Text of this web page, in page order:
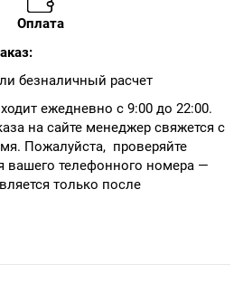
Оплата
безналичный расчет
ежедневно с 9:00 до 22:00.
на сайте менеджер свяжется с
Пожалуйста, проверяйте
вашего телефонного номера —
только после